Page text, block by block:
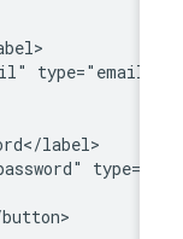
label>
button>